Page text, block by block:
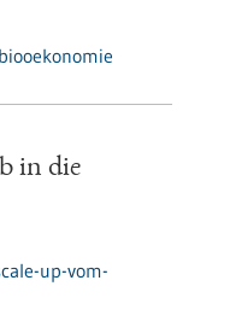
in die
up-vom-